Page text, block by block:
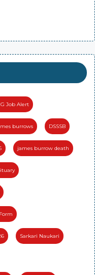
Job Alert
burrows DSSSB
james burrow death
Sarkari Naukari